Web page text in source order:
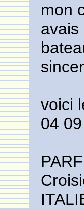
mon
avais
voici
04